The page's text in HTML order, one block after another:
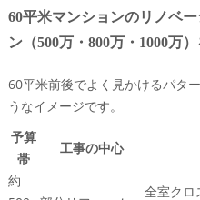
60平米マンションのリノベ
ン（500万・800万・1000万
60平米前後でよく見かけるパタ
うなイメージです。
予算
帯
工事の中心
約
全室クロ